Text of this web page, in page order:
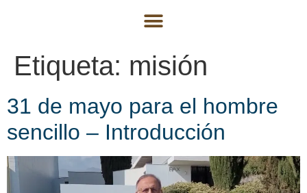
Etiqueta: misión
31 de mayo para el hombre
sencillo – Introducción